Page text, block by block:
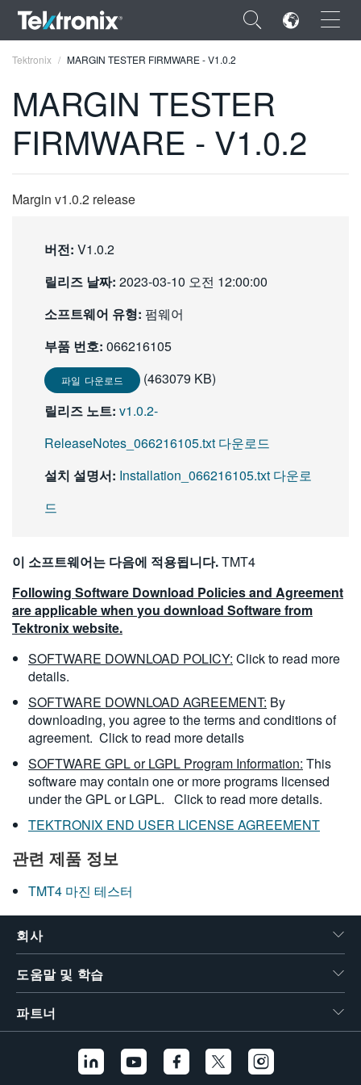
×
ENGLISH
VIỆT NAM
简体中文
日本語
한국어
繁體中文
Tektronix MARGIN TESTER FIRMWARE - V1.0.2
MARGIN TESTER
FIRMWARE - V1.0.2
Margin v1.0.2 release
버전: V1.0.2
릴리즈 날짜: 2023-03-10 오전 12:00:00
소프트웨어 유형: 펌웨어
부품 번호: 066216105
파일 다운로드
(463079 KB)
릴리즈 노트: v1.0.2-
ReleaseNotes_066216105.txt 다운로드
설치 설명서: Installation_066216105.txt 다운로
드
이 소프트웨어는 다음에 적용됩니다.TMT4
Following Software Download Policies and Agreement
are applicable when you download Software from
Tektronix website.
SOFTWARE DOWNLOAD POLICY: Click to read more
details.
SOFTWARE DOWNLOAD AGREEMENT: By
downloading, you agree to the terms and conditions of
agreement. Click to read more details
SOFTWARE GPL or LGPL Program Information: This
software may contain one or more programs licensed
under the GPL or LGPL. Click to read more details.
TEKTRONIX END USER LICENSE AGREEMENT
관련 제품 정보
TMT4 마진 테스터
회사
도움말 및 학습
파트너